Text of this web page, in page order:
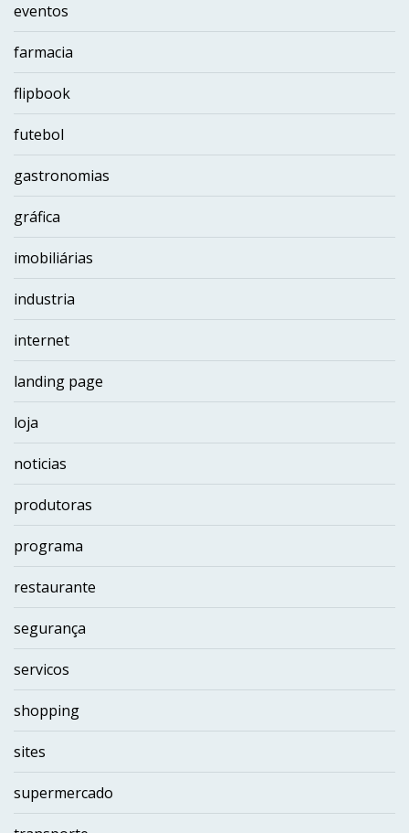
eventos
farmacia
flipbook
futebol
gastronomias
gráfica
imobiliárias
industria
internet
landing page
loja
noticias
produtoras
programa
restaurante
segurança
servicos
shopping
sites
supermercado